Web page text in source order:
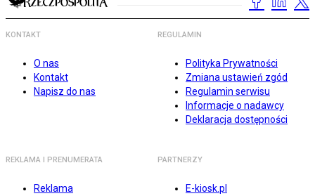
KONTAKT
O nas
Kontakt
Napisz do nas
REGULAMIN
Polityka Prywatności
Zmiana ustawień zgód
Regulamin serwisu
Informacje o nadawcy
Deklaracja dostępności
REKLAMA I PRENUMERATA
Reklama
PARTNERZY
E-kiosk.pl